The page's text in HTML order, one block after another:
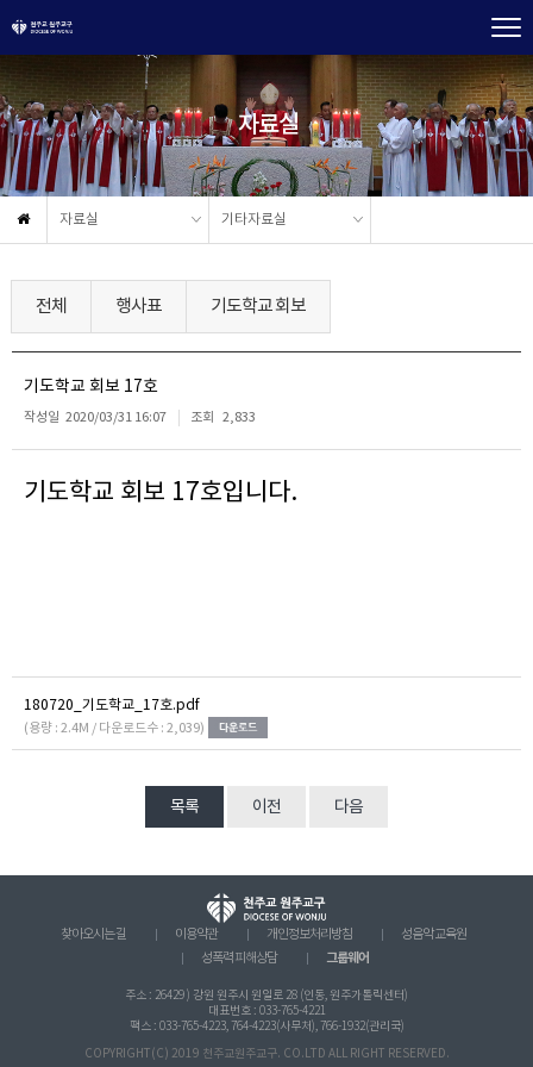
자료실
자료실 기타자료실
전체 행사표 기도학교 회보
기도학교 회보 17호
작성일 2020/03/31 16:07 조회 2,833
기도학교 회보 17호입니다.
180720_기도학교_17호.pdf
(용량 : 2.4M / 다운로드수 : 2,039)
목록 이전 다음
찾아오시는 길 이용약관 개인정보처리방침
성음악 교육원
성폭력 피해상담
그룹웨어
주소 : 26429 ) 강원 원주시 원일로 28 (인동, 원주가톨릭센터)
대표번호 : 033-765-4221
팩스 : 033-765-4223, 764-4223(사무처), 766-1932(관리국)
COPYRIGHT(C) 2019 천주교원주교구. CO.LTD ALL RIGHT RESERVED.